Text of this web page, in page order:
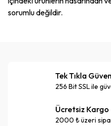
sorumlu değildir.
Tek Tıkla
256 Bit SSL ile
Ücretsiz Kargo
2000 ₺ üzeri